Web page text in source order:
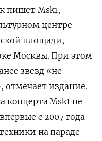
пишет Msk1,
центре
площади,
Москвы. При этом
звезд «не
отмечает издание.
Msk1 не
с 2007 года
на параде